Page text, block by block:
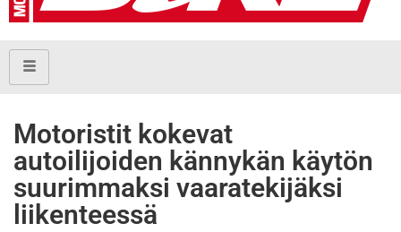
Motoristit kokevat
autoilijoiden kännykän käytön
suurimmaksi vaaratekijäksi
liikenteessä